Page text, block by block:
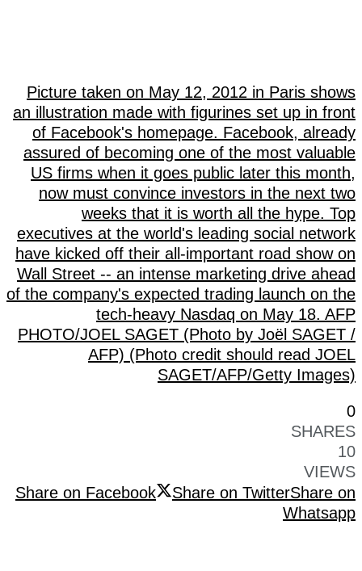
Picture taken on May 12, 2012 in Paris shows
an illustration made with figurines set up in front
of Facebook's homepage. Facebook, already
assured of becoming one of the most valuable
US firms when it goes public later this month,
now must convince investors in the next two
weeks that it is worth all the hype. Top
executives at the world's leading social network
have kicked off their all-important road show on
Wall Street -- an intense marketing drive ahead
of the company's expected trading launch on the
tech-heavy Nasdaq on May 18. AFP
PHOTO/JOEL SAGET (Photo by Joël SAGET /
AFP) (Photo credit should read JOEL
SAGET/AFP/Getty Images)
0
SHARES
10
VIEWS
Share on Facebook
Share on TwitterShare on
Whatsapp